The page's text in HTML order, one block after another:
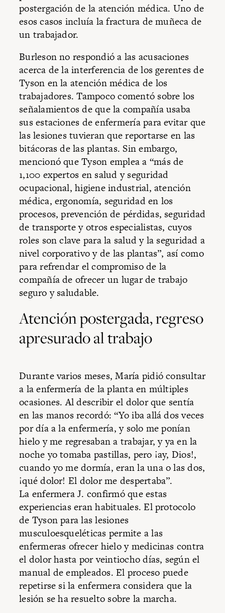
postergación de la atención médica. Uno de
esos casos incluía la fractura de muñeca de
un trabajador.
Burleson no respondió a las acusaciones
acerca de la interferencia de los gerentes de
Tyson en la atención médica de los
trabajadores. Tampoco comentó sobre los
señalamientos de que la compañía usaba
sus estaciones de enfermería para evitar que
las lesiones tuvieran que reportarse en las
bitácoras de las plantas. Sin embargo,
mencionó que Tyson emplea a “más de
1,100 expertos en salud y seguridad
ocupacional, higiene industrial, atención
médica, ergonomía, seguridad en los
procesos, prevención de pérdidas, seguridad
de transporte y otros especialistas, cuyos
roles son clave para la salud y la seguridad a
nivel corporativo y de las plantas”, así como
para refrendar el compromiso de la
compañía de ofrecer un lugar de trabajo
seguro y saludable.
Atención postergada, regreso
apresurado al trabajo
Durante varios meses, María pidió consultar
a la enfermería de la planta en múltiples
ocasiones. Al describir el dolor que sentía
en las manos recordó: “Yo iba allá dos veces
por día a la enfermería, y solo me ponían
hielo y me regresaban a trabajar, y ya en la
noche yo tomaba pastillas, pero ¡ay, Dios!,
cuando yo me dormía, eran la una o las dos,
¡qué dolor! El dolor me despertaba”.
La enfermera J. confirmó que estas
experiencias eran habituales. El protocolo
de Tyson para las lesiones
musculoesqueléticas permite a las
enfermeras ofrecer hielo y medicinas contra
el dolor hasta por veintiocho días, según el
manual de empleados. El proceso puede
repetirse si la enfermera considera que la
lesión se ha resuelto sobre la marcha.